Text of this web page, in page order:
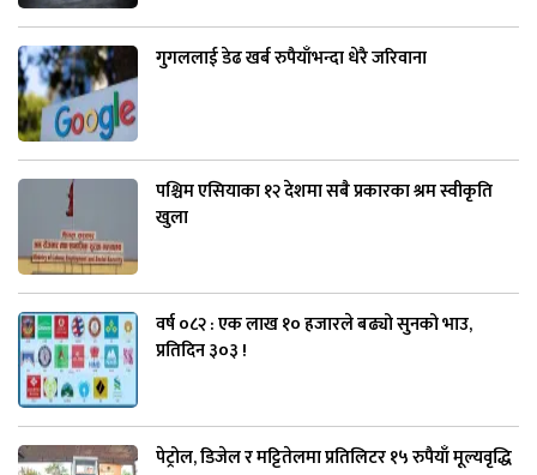
गुगललाई डेढ खर्ब रुपैयाँभन्दा धेरै जरिवाना
पश्चिम एसियाका १२ देशमा सबै प्रकारका श्रम स्वीकृति
खुला
वर्ष ०८२ : एक लाख १० हजारले बढ्यो सुनको भाउ,
प्रतिदिन ३०३ !
पेट्रोल, डिजेल र मट्टितेलमा प्रतिलिटर १५ रुपैयाँ मूल्यवृद्धि